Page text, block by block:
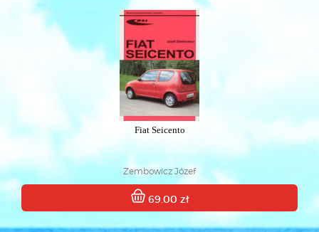
Fiat Seicento
Zembowicz Józef
69.00 zł